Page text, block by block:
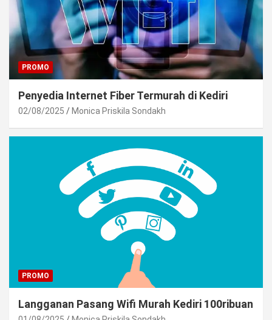
PROMO
Penyedia Internet Fiber Termurah di Kediri
02/08/2025 Monica Priskila Sondakh
PROMO
Langganan Pasang Wifi Murah Kediri 100ribuan